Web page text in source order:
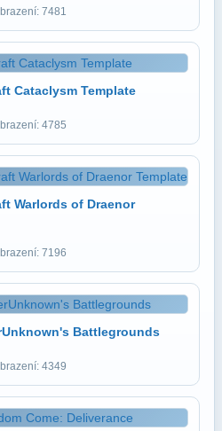
7481
Cataclysm Template
4785
Warlords of Draenor
7196
Battlegrounds
4349